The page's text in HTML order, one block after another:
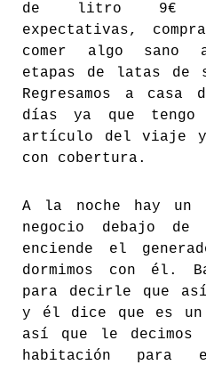
de litro 9€
expectativas,
comer algo sano
etapas de latas de
Regresamos a casa
días ya que tengo
artículo del viaje
con cobertura.
A la noche hay
negocio debajo de
enciende el
dormimos con él.
para decirle que así
y él dice que es un
así que le decimos
habitación para